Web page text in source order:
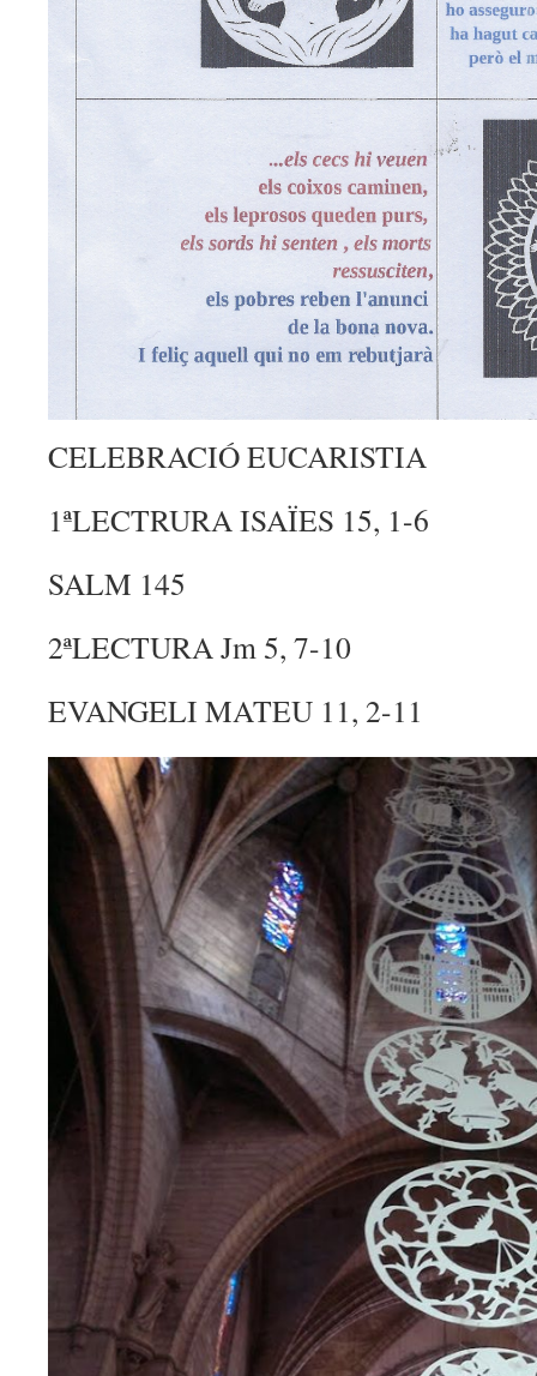
CELEBRACIÓ EUCARISTIA
1ªLECTRURA ISAÏES 15, 1-6
SALM 145
2ªLECTURA Jm 5, 7-10
EVANGELI MATEU 11, 2-11